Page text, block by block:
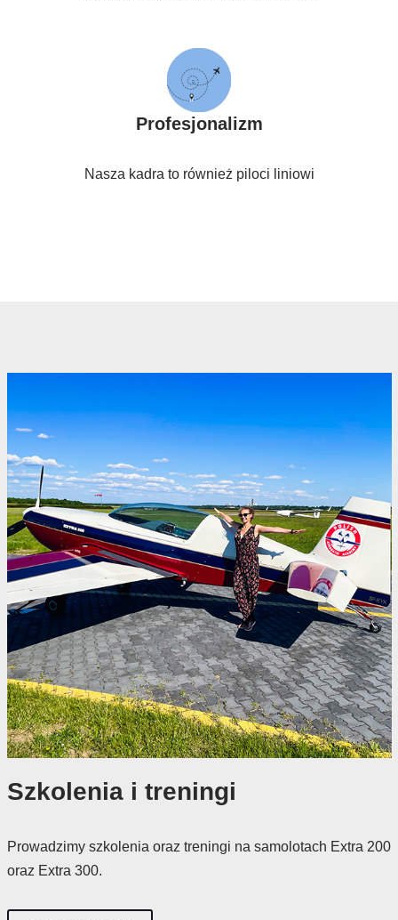
Profesjonalizm
Nasza kadra to również piloci liniowi
Szkolenia i treningi
​Prowadzimy szkolenia oraz treningi na samolotach Extra 200
oraz Extra 300.